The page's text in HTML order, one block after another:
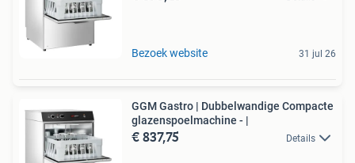
Bezoek website 31 jul 26
GGM Gastro | Dubbelwandige Compacte
glazenspoelmachine - |
€ 837,75 Details